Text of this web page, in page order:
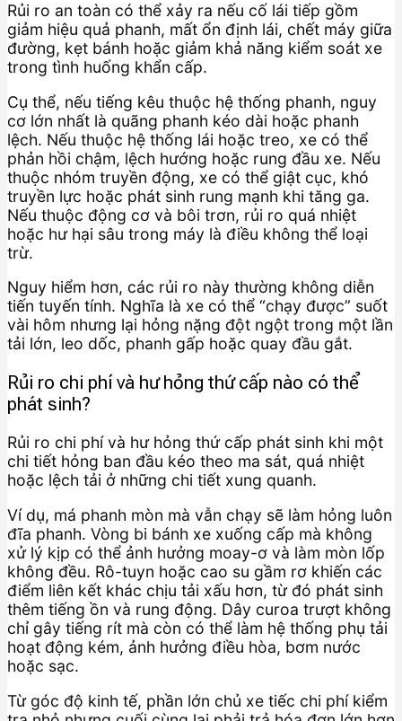
Rủi ro an toàn có thể xảy ra nếu cố lái tiếp gồm
giảm hiệu quả phanh, mất ổn định lái, chết máy giữa
đường, kẹt bánh hoặc giảm khả năng kiểm soát xe
trong tình huống khẩn cấp.
Cụ thể, nếu tiếng kêu thuộc hệ thống phanh, nguy
cơ lớn nhất là quãng phanh kéo dài hoặc phanh
lệch. Nếu thuộc hệ thống lái hoặc treo, xe có thể
phản hồi chậm, lệch hướng hoặc rung đầu xe. Nếu
thuộc nhóm truyền động, xe có thể giật cục, khó
truyền lực hoặc phát sinh rung mạnh khi tăng ga.
Nếu thuộc động cơ và bôi trơn, rủi ro quá nhiệt
hoặc hư hại sâu trong máy là điều không thể loại
trừ.
Nguy hiểm hơn, các rủi ro này thường không diễn
tiến tuyến tính. Nghĩa là xe có thể “chạy được” suốt
vài hôm nhưng lại hỏng nặng đột ngột trong một lần
tải lớn, leo dốc, phanh gấp hoặc quay đầu gắt.
Rủi ro chi phí và hư hỏng thứ cấp nào có thể
phát sinh?
Rủi ro chi phí và hư hỏng thứ cấp phát sinh khi một
chi tiết hỏng ban đầu kéo theo ma sát, quá nhiệt
hoặc lệch tải ở những chi tiết xung quanh.
Ví dụ, má phanh mòn mà vẫn chạy sẽ làm hỏng luôn
đĩa phanh. Vòng bi bánh xe xuống cấp mà không
xử lý kịp có thể ảnh hưởng moay-ơ và làm mòn lốp
không đều. Rô-tuyn hoặc cao su gầm rơ khiến các
điểm liên kết khác chịu tải xấu hơn, từ đó phát sinh
thêm tiếng ồn và rung động. Dây curoa trượt không
chỉ gây tiếng rít mà còn có thể làm hệ thống phụ tải
hoạt động kém, ảnh hưởng điều hòa, bơm nước
hoặc sạc.
Từ góc độ kinh tế, phần lớn chủ xe tiếc chi phí kiểm